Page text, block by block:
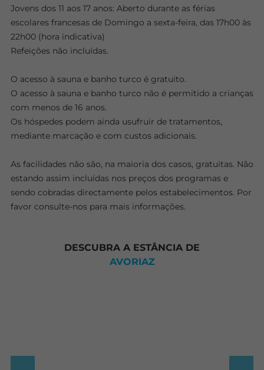
Jovens dos 11 aos 17 anos: Aberto durante as férias
escolares francesas de Domingo a sexta-feira, das 17h00 às
22h00 (hora indicativa)
Refeições não incluídas.
O acesso à sauna e banho turco é gratuito.
O acesso à sauna e banho turco não é permitido a crianças
com menos de 16 anos.
Os hóspedes podem ainda usufruir de tratamentos,
mediante marcação e com custos adicionais.
As facilidades não são, na maioria dos casos, gratuitas. Não
estando assim incluídas nos preços dos programas e
sendo cobradas directamente pelos estabelecimentos. Por
favor consulte-nos para mais informações.
DESCUBRA A ESTÂNCIA DE
AVORIAZ